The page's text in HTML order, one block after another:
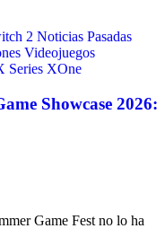
2 Noticias Pasadas
Videojuegos
Series XOne
Showcase 2026:
Game Fest no lo ha